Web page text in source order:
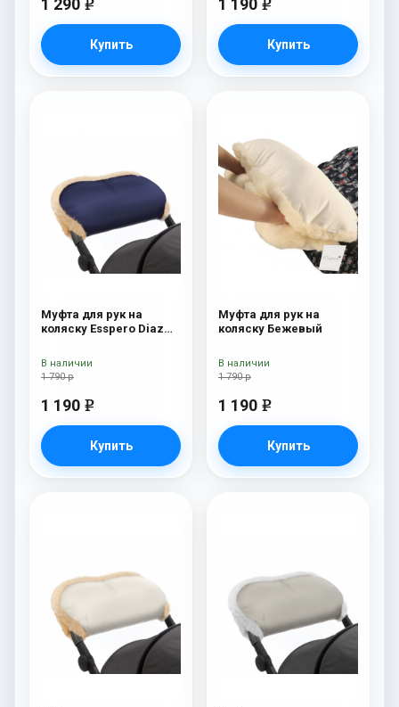
1 290 e
Купить
1 190 e
Купить
Муфта для рук на
коляску Esspero Diaz
Navy
1 790 р
1 190 e
Купить
В наличии
Муфта для рук на
коляску Бежевый
1 790 р
1 190 e
Купить
В наличии